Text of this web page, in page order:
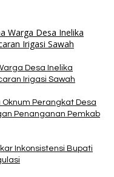
Desa Inelika
Irigasi Sawah
Oknum Perangkat Desa
Penanganan Pemkab
Inkonsistensi Bupati